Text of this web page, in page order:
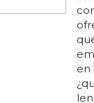
en